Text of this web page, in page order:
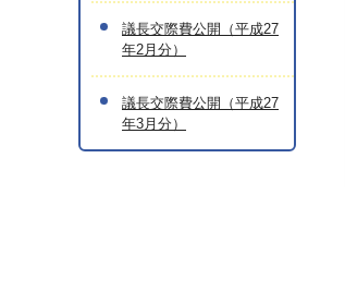
議長交際費公開（平成27
年2月分）
議長交際費公開（平成27
年3月分）